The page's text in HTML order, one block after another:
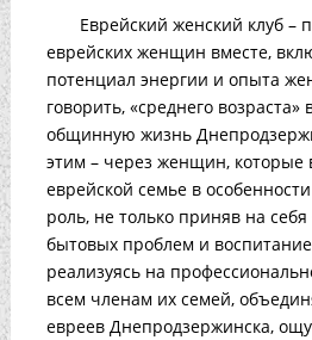
Еврейский женский клуб –
еврейских женщин вместе,
потенциал энергии и опыта
говорить, «среднего возраста»
общинную жизнь
этим – через женщин, которые
еврейской семье в
роль, не только приняв на
бытовых проблем и
реализуясь на
всем членам их семей,
евреев Днепродзержинска,